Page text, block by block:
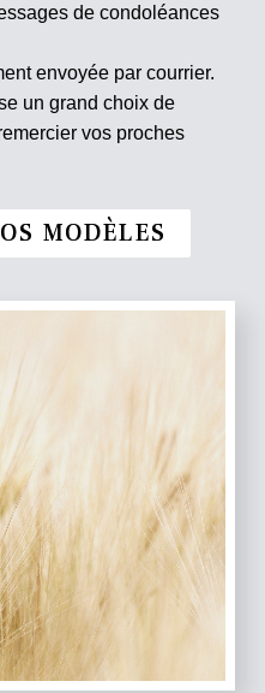
de condoléances
envoyée par courrier.
un grand choix de
vos proches
MODÈLES